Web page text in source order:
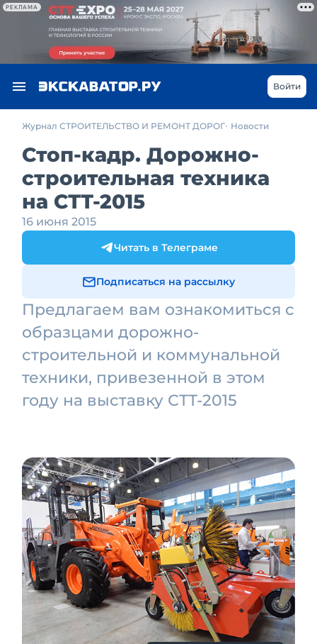
РЕКЛАМА
Войти
Журнал СТРОИТЕЛЬСТВО И РЕМОНТ ДОРОГ Новости
Стоп-кадр. Дорожно-
строительная техника
на СТТ-2015
16 июня 2015
Читать в Телеграме
Подписаться на рассылку
Предлагаем вам ознакомиться с
образцами дорожно-
строительной и коммунальной
техники, привезенной в этом
году на выставку СТТ-2015